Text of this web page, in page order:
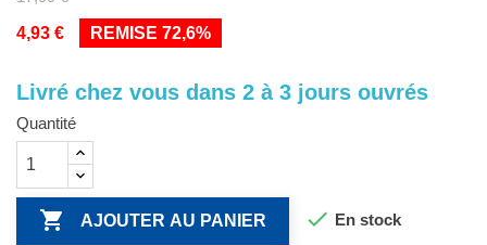
4,93 €
REMISE 72,6%
Livré chez vous dans 2 à 3 jours ouvrés
Quantité
 AJOUTER AU PANIER  En stock